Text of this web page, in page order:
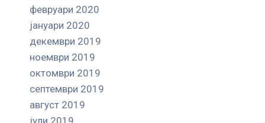
февруари 2020
јануари 2020
декември 2019
ноември 2019
октомври 2019
септември 2019
август 2019
јули 2019